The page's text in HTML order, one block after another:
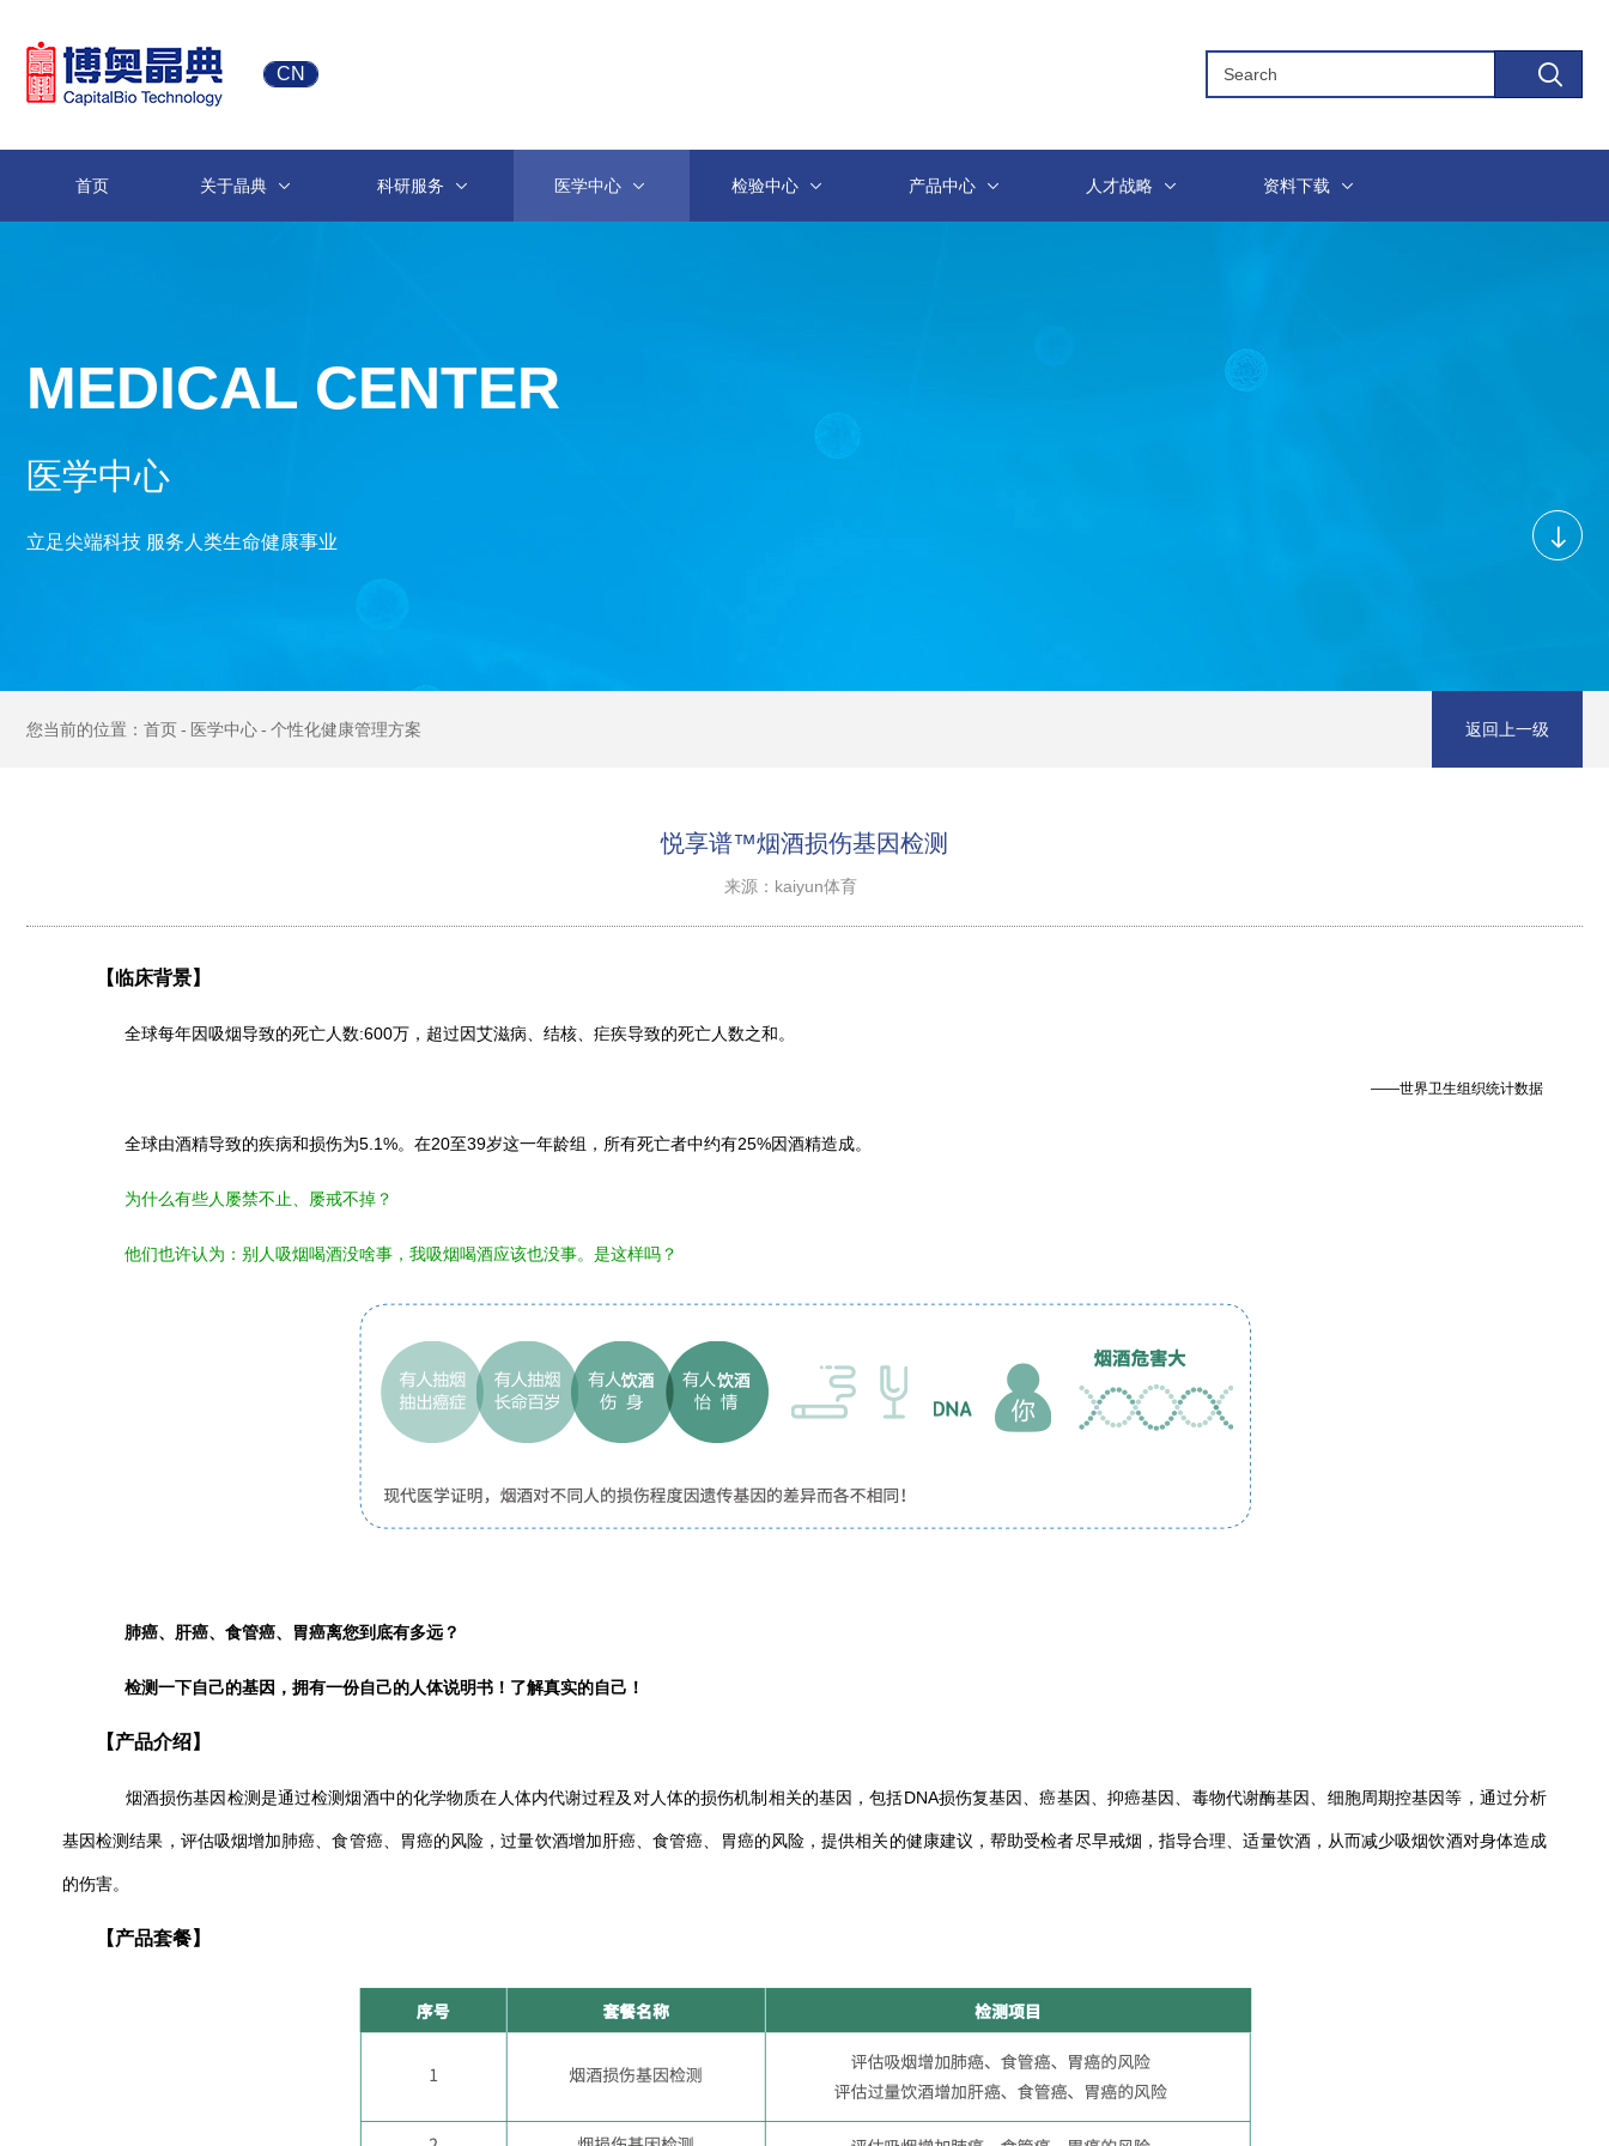
CN
首页 关于晶典 科研服务 医学中心 检验中心 产品中心 人才战略 资料下载
MEDICAL CENTER
医学中心
立足尖端科技 服务人类生命健康事业
首页 医学中心 个性化健康管理方案 返回上一级
悦享谱™烟酒损伤基因检测
来源：kaiyun体育
【临床背景】
全球每年因吸烟导致的死亡人数:600万，超过因艾滋病、结核、疟疾导致的死亡人数之和。
——世界卫生组织统计数据
全球由酒精导致的疾病和损伤为5.1%。在20至39岁这一年龄组，所有死亡者中约有25%因酒精造成。
为什么有些人屡禁不止、屡戒不掉？
他们也许认为：别人吸烟喝酒没啥事，我吸烟喝酒应该也没事。是这样吗？
肺癌、肝癌、食管癌、胃癌离您到底有多远？
检测一下自己的基因，拥有一份自己的人体说明书！了解真实的自己！
【产品介绍】
烟酒损伤基因检测是通过检测烟酒中的化学物质在人体内代谢过程及对人体的损伤机制相关的基因，包括DNA损伤复基因、癌基因、抑癌基因、毒物代谢酶基因、细胞周期控基因等，通过分析
基因检测结果，评估吸烟增加肺癌、食管癌、胃癌的风险，过量饮酒增加肝癌、食管癌、胃癌的风险，提供相关的健康建议，帮助受检者尽早戒烟，指导合理、适量饮酒，从而减少吸烟饮酒对身体造成
的伤害。
【产品套餐】